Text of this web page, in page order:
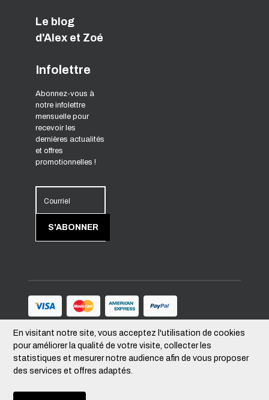
Le blog
d'Alex et Zoé
Infolettre
Abonnez-vous à
notre infolettre
mensuelle pour
recevoir les
dernières actualités
et offres
promotionnelles !
Courriel
S'ABONNER
Suivez-nous
En visitant notre site, vous acceptez l'utilisation de cookies
pour améliorer la qualité de votre visite, collecter les
statistiques et mesurer notre audience afin de vous proposer
des services et offres adaptés.